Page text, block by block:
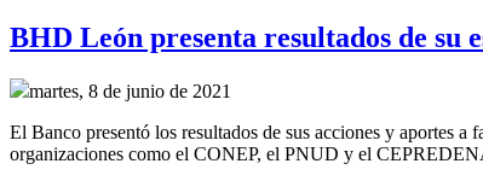
BHD León presenta resultados de su
martes, 8 de junio de 2021
El Banco presentó los resultados de sus acciones y aportes
organizaciones como el CONEP, el PNUD y el